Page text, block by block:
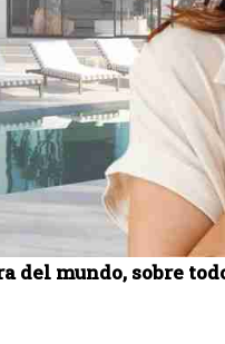
del mundo, sobre